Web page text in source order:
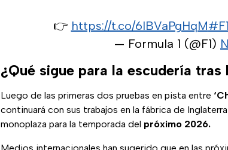
👉 https://t.co/6IBVaPgHqM#F1
— Formula 1 (@F1)
¿Qué sigue para la escudería
Luego de las primeras dos pruebas en pista entre
continuará con sus trabajos en la fábrica de
monoplaza para la temporada del próximo 2026.